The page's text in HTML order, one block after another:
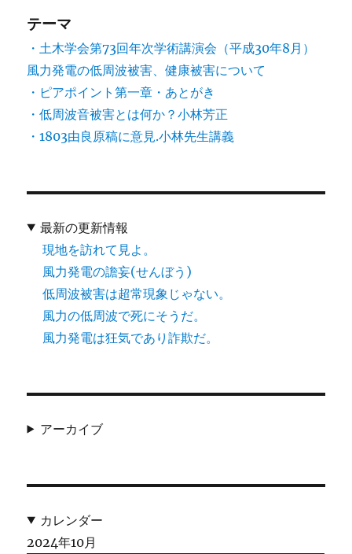
テーマ
・土木学会第73回年次学術講演会（平成30年8月）
風力発電の低周波被害、健康被害について
・ピアポイント第一章・あとがき
・低周波音被害とは何か？小林芳正
・1803由良原稿に意見.小林先生講義
最新の更新情報
現地を訪れて見よ。
風力発電の譫妄(せんぼう)
低周波被害は超常現象じゃない。
風力の低周波で死にそうだ。
風力発電は狂気であり詐欺だ。
アーカイブ
カレンダー
2024年10月